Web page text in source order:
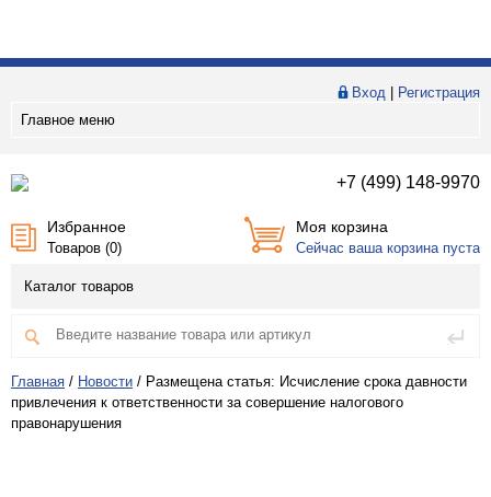
Вход
Регистрация
Главное меню
+7 (499) 148-9970
Избранное
Товаров (0)
Моя корзина
Сейчас ваша корзина пуста
Каталог товаров
Главная / Новости / Размещена статья: Исчисление срока давности
привлечения к ответственности за совершение налогового
правонарушения